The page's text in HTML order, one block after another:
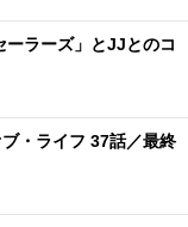
ーラーズ」とJJとのコ
ブ・ライフ 37話／最終